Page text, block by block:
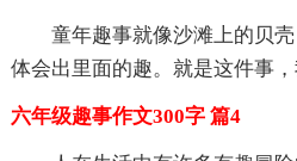
童年趣事就像沙滩上的贝
体会出里面的趣。就是这件事，
六年级趣事作文300字 篇4